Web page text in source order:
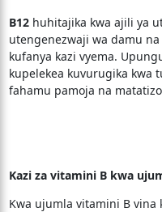
B12huhitajika kwa ajili ya
utengenezwaji wa damu
kufanya kazi vyema.
kupelekea kuvurugika kwa
fahamu pamoja na
Kazi za vitamini B kwa
Kwa ujumla vitamini B